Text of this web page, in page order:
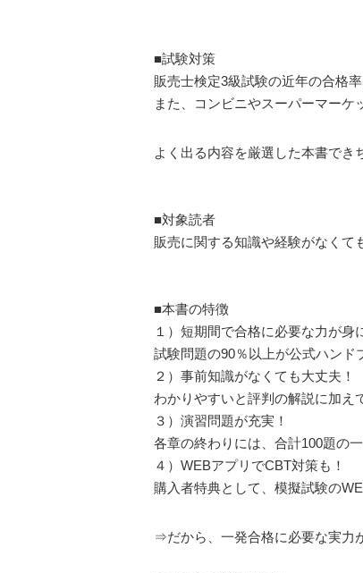
■試験対策
販売士検定3級試験の近年の合格
また、コンビニやスーパーマーケ
よく出る内容を厳選した本書でき
■対象読者
販売に関する知識や経験がなくて
■本書の特徴
１）短期間で合格に必要な力が身
試験問題の90％以上が公式ハンド
２）事前知識がなくても大丈夫！
わかりやすいと評判の解説に加え
３）演習問題が充実！
各章の終わりには、合計100題の
４）WEBアプリでCBT対策も！
購入者特典として、模擬試験の
⇒だから、一発合格に必要な実力